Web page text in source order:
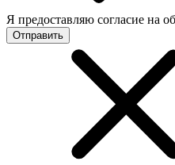
Я предоставляю согласие на
Отправить